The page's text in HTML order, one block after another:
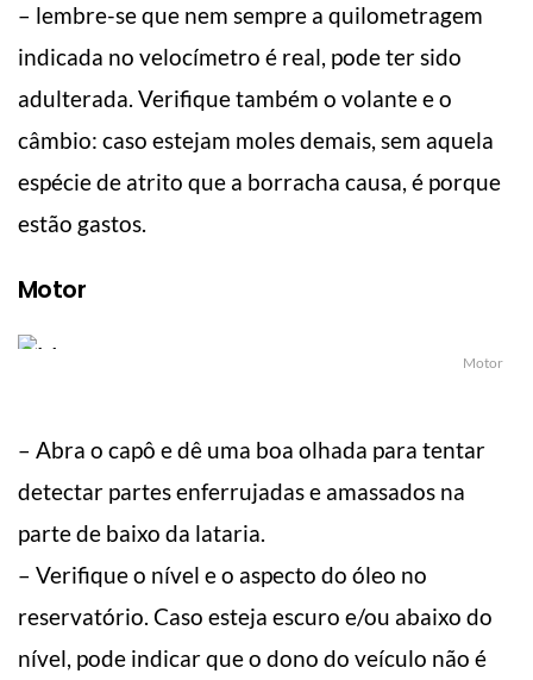
– lembre-se que nem sempre a quilometragem
indicada no velocímetro é real, pode ter sido
adulterada. Verifique também o volante e o
câmbio: caso estejam moles demais, sem aquela
espécie de atrito que a borracha causa, é porque
estão gastos.
Motor
Motor
– Abra o capô e dê uma boa olhada para tentar
detectar partes enferrujadas e amassados na
parte de baixo da lataria.
– Verifique o nível e o aspecto do óleo no
reservatório. Caso esteja escuro e/ou abaixo do
nível, pode indicar que o dono do veículo não é